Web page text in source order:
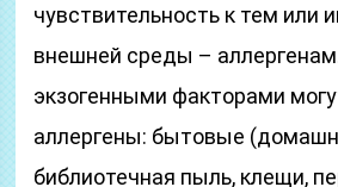
чувствительность к тем или
внешней среды –
экзогенными факторами
аллергены: бытовые
библиотечная пыль, клещи,